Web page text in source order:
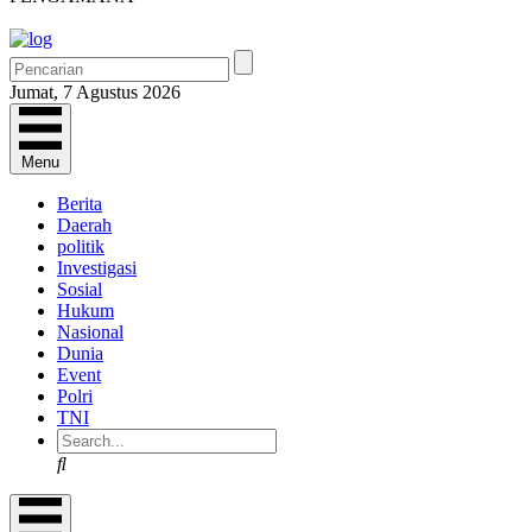
Jumat, 7 Agustus 2026
Menu
Berita
Daerah
politik
Investigasi
Sosial
Hukum
Nasional
Dunia
Event
Polri
TNI
Search